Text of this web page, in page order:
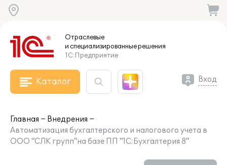
Отраслевые
и специализированныерешения
1С:Предприятие
Каталог Вход
Главная
Внедрения
Автоматизация бухгалтерского и налогового учета в
ООО "СЛК групп"на базе ПП "1С:Бухгалтерия 8"